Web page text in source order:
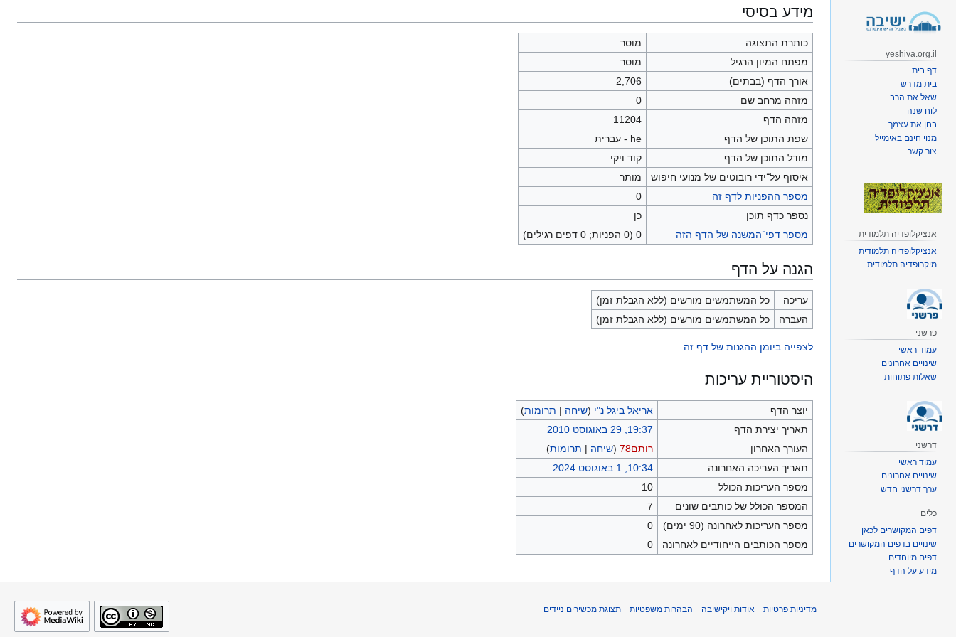
קפיצה
לניווט
קפיצה
לחיפוש
מידע בסיסי
כותרת התצוגה
מוסר
מפתח המיון הרגיל
מוסר
אורך הדף (בבתים)
2,706
מזהה מרחב שם
0
מזהה הדף
11204
שפת התוכן של הדף
he - עברית
מודל התוכן של הדף
קוד ויקי
איסוף על־ידי רובוטים של מנועי חיפוש
מותר
מספר ההפניות לדף זה
0
נספר כדף תוכן
כן
מספר דפי־המשנה של הדף הזה
0 (0 הפניות; 0 דפים רגילים)
הגנה על הדף
עריכה
כל המשתמשים מורשים (ללא הגבלת זמן)
העברה
כל המשתמשים מורשים (ללא הגבלת זמן)
לצפייה ביומן ההגנות של דף זה.
היסטוריית עריכות
יוצר הדף אריאל ביגל נ"י (שיחה | תרומות)
תאריך יצירת הדף
19:37, 29 באוגוסט 2010
העורך האחרון
רותם78 (שיחה | תרומות)
תאריך העריכה האחרונה
10:34, 1 באוגוסט 2024
מספר העריכות הכולל
10
המספר הכולל של כותבים שונים
7
מספר העריכות לאחרונה (90 ימים)
0
מספר הכותבים הייחודיים לאחרונה
0
yeshiva.org.il
דף בית
בית מדרש
שאל את הרב
לוח שנה
בחן את עצמך
מנוי חינם באימייל
צור קשר
אנציקלופדיה תלמודית
אנציקלופדיה תלמודית
מיקרופדיה תלמודית
פרשני
עמוד ראשי
שינויים אחרונים
שאלות פתוחות
דרשני
עמוד ראשי
שינויים אחרונים
ערך דרשני חדש
כלים
דפים המקושרים לכאן
שינויים בדפים המקושרים
דפים מיוחדים
מידע על הדף
מדיניות פרטיות אודות ויקישיבה הבהרות משפטיות תצוגת מכשירים ניידים